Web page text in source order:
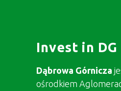
Invest in DG
Dąbrowa Górnicza
ośrodkiem